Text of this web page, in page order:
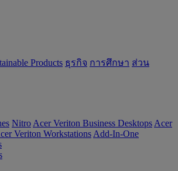
Products ธุรกิจ การศึกษา ส่วน
Nitro Acer Veriton Business Desktops Acer
Veriton Workstations Add-In-One